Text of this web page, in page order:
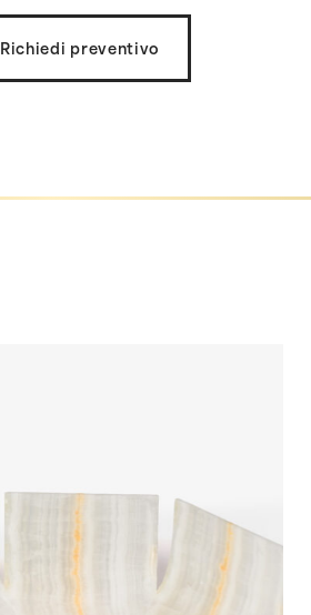
Richiedi preventivo